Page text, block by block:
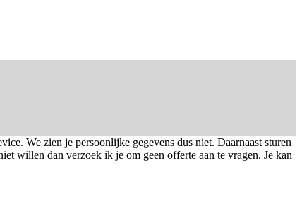
We zien je persoonlijke gegevens dus niet. Daarnaast sturen
willen dan verzoek ik je om geen offerte aan te vragen. Je kan